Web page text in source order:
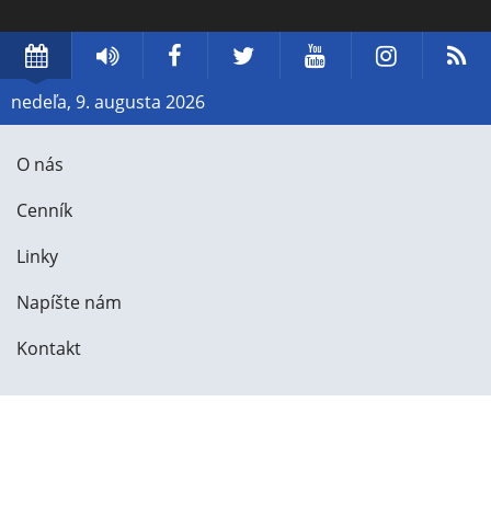
DátumRádio
Piešťany
FacebookTwitterYouTube
nedeľa, 9. augusta 2026
O nás
Cenník
Linky
Napíšte nám
Kontakt